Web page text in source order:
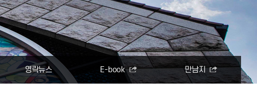
영락뉴스 E-book 만남지